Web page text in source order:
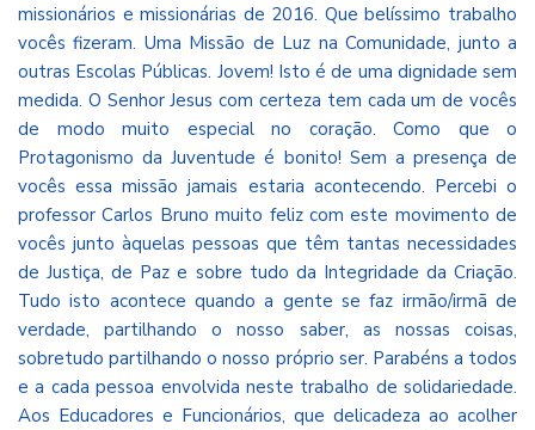
missionários e missionárias de 2016. Que belíssimo trabalho
vocês fizeram. Uma Missão de Luz na Comunidade, junto a
outras Escolas Públicas. Jovem! Isto é de uma dignidade sem
medida. O Senhor Jesus com certeza tem cada um de vocês
de modo muito especial no coração. Como que o
Protagonismo da Juventude é bonito! Sem a presença de
vocês essa missão jamais estaria acontecendo. Percebi o
professor Carlos Bruno muito feliz com este movimento de
vocês junto àquelas pessoas que têm tantas necessidades
de Justiça, de Paz e sobre tudo da Integridade da Criação.
Tudo isto acontece quando a gente se faz irmão/irmã de
verdade, partilhando o nosso saber, as nossas coisas,
sobretudo partilhando o nosso próprio ser. Parabéns a todos
e a cada pessoa envolvida neste trabalho de solidariedade.
Aos Educadores e Funcionários, que delicadeza ao acolher